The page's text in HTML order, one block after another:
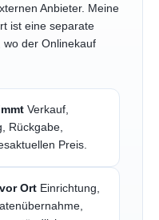
Anbieter. Meine
ist eine separate
wo der Onlinekauf
Verkauf,
Rückgabe,
Preis.
Ort Einrichtung,